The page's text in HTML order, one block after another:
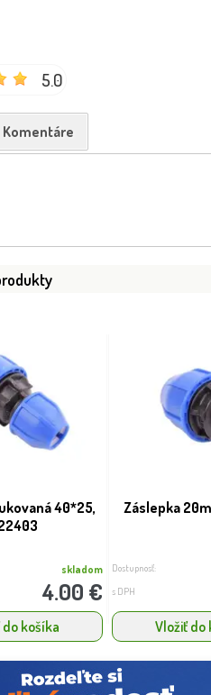
5.0
Komentáre
40*25,
skladom
4.00 €
košíka
Záslepka
Dostupnosť:
s DPH
Vložiť do